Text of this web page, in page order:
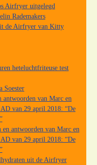
Airfryer uitgelegd
Rademakers
de Airfryer van Kitty
heteluchtfriteuse test
Soester
antwoorden van Marc en
van 29 april 2018: “De
en antwoorden van Marc en
van 29 april 2018: “De
uit de Airfryer